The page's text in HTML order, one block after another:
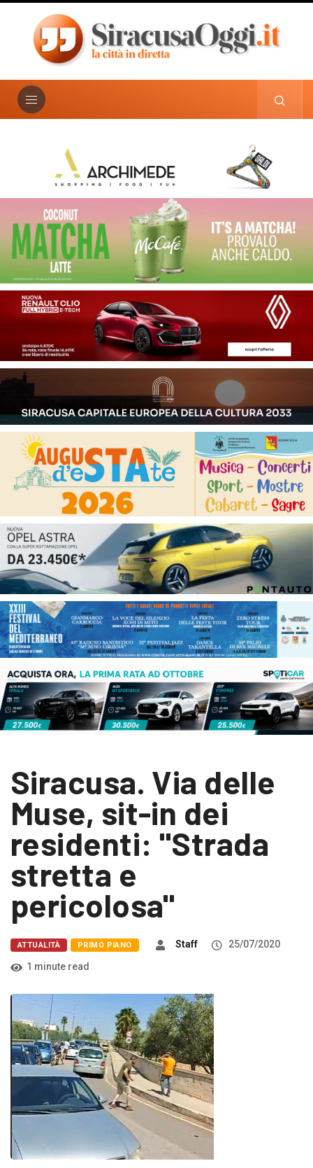
Siracusa. Via delle
Muse, sit-in dei
residenti: "Strada
stretta e
pericolosa"
ATTUALITÀ PRIMO PIANO Staff
25/07/2020
1 minute read